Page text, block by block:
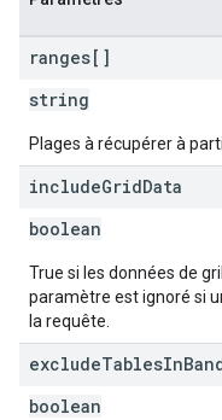
ranges[]
string
Plages à récupérer à
includeGridData
boolean
True si les données de
paramètre est ignoré si
la requête.
excludeTablesIn
boolean